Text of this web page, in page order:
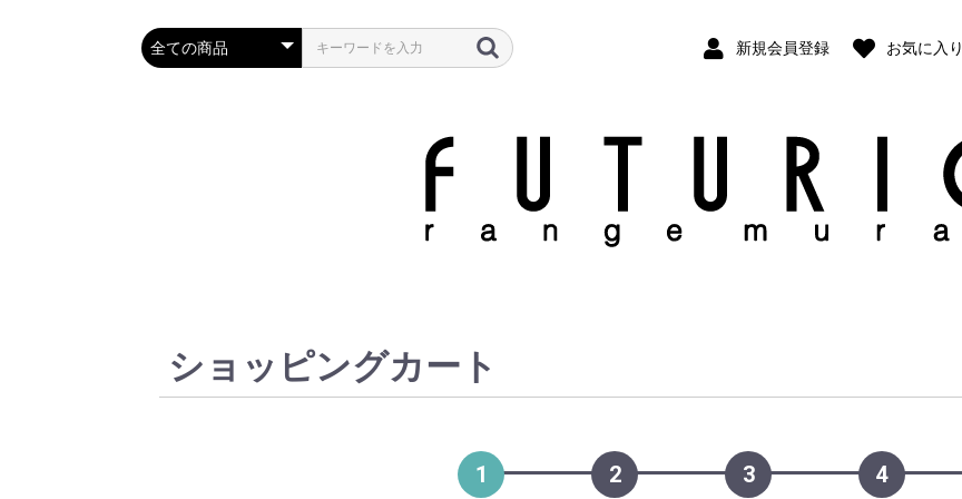
新規会員登録 お気に入り
ショッピングカート
1 2 3 4